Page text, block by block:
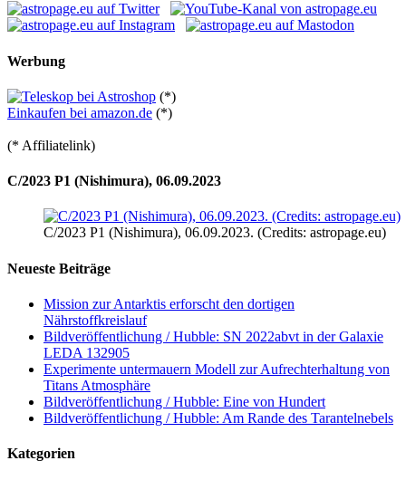
Werbung
(*)
Einkaufen bei amazon.de (*)
(* Affiliatelink)
C/2023 P1 (Nishimura), 06.09.2023
C/2023 P1 (Nishimura), 06.09.2023. (Credits: astropage.eu)
Neueste Beiträge
Mission zur Antarktis erforscht den dortigen
Nährstoffkreislauf
Bildveröffentlichung / Hubble: SN 2022abvt in der Galaxie
LEDA 132905
Experimente untermauern Modell zur Aufrechterhaltung von
Titans Atmosphäre
Bildveröffentlichung / Hubble: Eine von Hundert
Bildveröffentlichung / Hubble: Am Rande des Tarantelnebels
Kategorien